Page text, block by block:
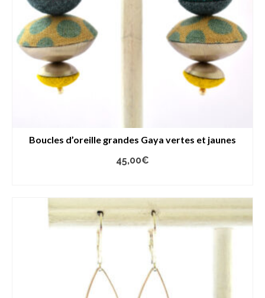
Boucles d’oreille grandes Gaya vertes et jaunes
45,00€